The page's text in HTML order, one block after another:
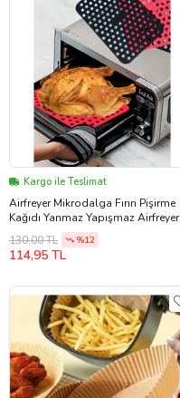
Kargo ile Teslimat
Airfreyer Mikrodalga Fırın Pişirme
Kağıdı Yanmaz Yapışmaz Airfreyer
Pişirme Kağıdı 21x14cm
130,00 TL %12
114,95 TL